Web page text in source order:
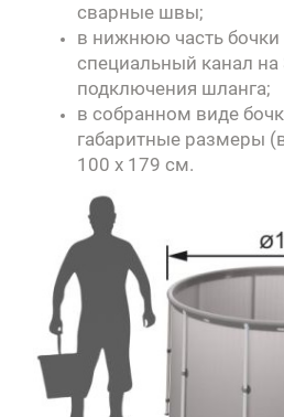
сварные швы;
в нижнюю часть
специальный канал
подключения шланга;
в собранном виде
габаритные размеры
100 х 179 см.